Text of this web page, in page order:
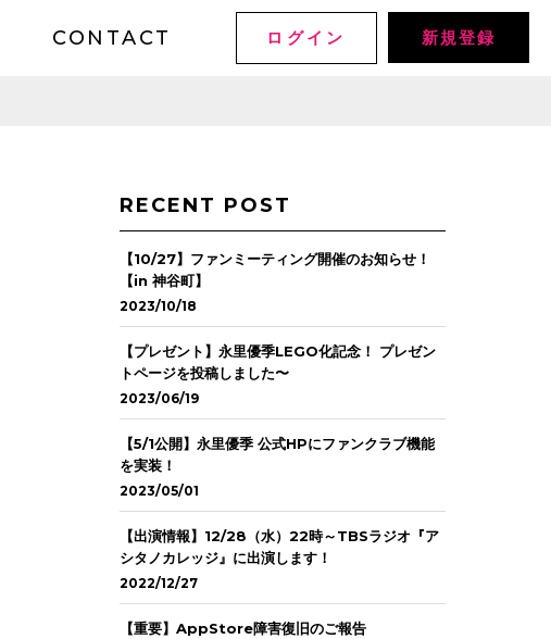
CONTACT ログイン 新規登録
RECENT POST
【10/27】ファンミーティング開催のお知らせ！
【in 神谷町】
2023/10/18
【プレゼント】永里優季LEGO化記念！ プレゼン
トページを投稿しました〜
2023/06/19
【5/1公開】永里優季 公式HPにファンクラブ機能
を実装！
2023/05/01
【出演情報】12/28（水）22時～TBSラジオ『ア
シタノカレッジ』に出演します！
2022/12/27
【重要】AppStore障害復旧のご報告